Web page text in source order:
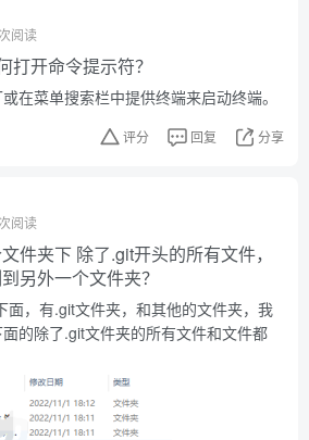
阅读
打开命令提示符？
在菜单搜索栏中提供终端来启动终端。
评分 回复 分享
阅读
件夹下 除了.git开头的所有文件，
另外一个文件夹？
面，有.git文件夹，和其他的文件夹，我
的除了.git文件夹的所有文件和文件都